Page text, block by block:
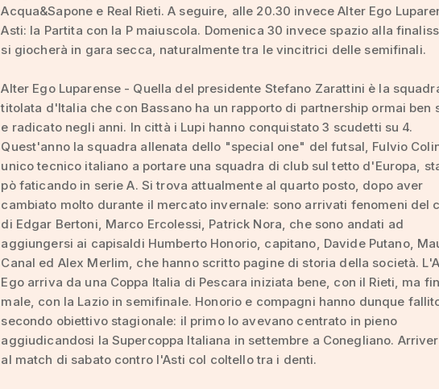
Acqua&Sapone e Real Rieti. A seguire, alle 20.30 invece Alter Ego
Asti: la Partita con la P maiuscola. Domenica 30 invece spazio alla
si giocherà in gara secca, naturalmente tra le vincitrici delle semifinali.
Alter Ego Luparense - Quella del presidente Stefano Zarattini è la
titolata d'Italia che con Bassano ha un rapporto di partnership ormai ben
e radicato negli anni. In città i Lupi hanno conquistato 3 scudetti su 4.
Quest'anno la squadra allenata dello "special one" del futsal, Fulvio
unico tecnico italiano a portare una squadra di club sul tetto d'Europa,
pò faticando in serie A. Si trova attualmente al quarto posto, dopo aver
cambiato molto durante il mercato invernale: sono arrivati fenomeni del
di Edgar Bertoni, Marco Ercolessi, Patrick Nora, che sono andati ad
aggiungersi ai capisaldi Humberto Honorio, capitano, Davide Putano,
Canal ed Alex Merlim, che hanno scritto pagine di storia della società.
Ego arriva da una Coppa Italia di Pescara iniziata bene, con il Rieti, ma
male, con la Lazio in semifinale. Honorio e compagni hanno dunque
secondo obiettivo stagionale: il primo lo avevano centrato in pieno
aggiudicandosi la Supercoppa Italiana in settembre a Conegliano.
al match di sabato contro l'Asti col coltello tra i denti.